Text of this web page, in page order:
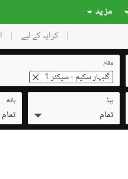
مز ید
کرایہ کے لیے
مقام
گلبہار سکیم - سیکٹر 1
بیڈ
تمام
باتھ
تمام